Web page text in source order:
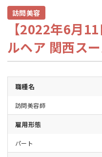
訪問美容
【2022年6月
ルヘア 関西ス
職種名
訪問美容師
雇用形態
パート